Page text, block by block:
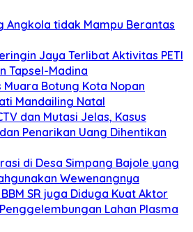
Angkola tidak Mampu Berantas
Jaya Terlibat Aktivitas PETI
Tapsel-Madina
Muara Botung Kota Nopan
Mandailing Natal
dan Mutasi Jelas, Kasus
Penarikan Uang Dihentikan
di Desa Simpang Bajole yang
Wewenangnya
SR juga Diduga Kuat Aktor
Lahan Plasma